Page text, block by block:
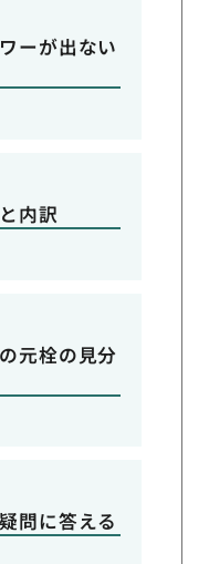
ーが出ない
内訳
元栓の見分
問に答える